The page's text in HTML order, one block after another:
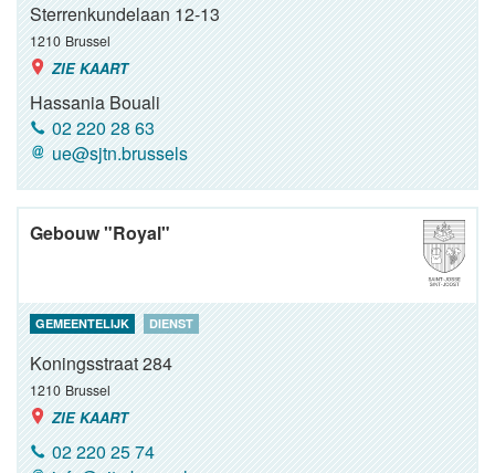
Sterrenkundelaan 12-13
1210 Brussel
ZIE KAART
Hassania Bouali
02 220 28 63
ue@sjtn.brussels
Gebouw "Royal"
GEMEENTELIJK DIENST
Koningsstraat 284
1210 Brussel
ZIE KAART
02 220 25 74